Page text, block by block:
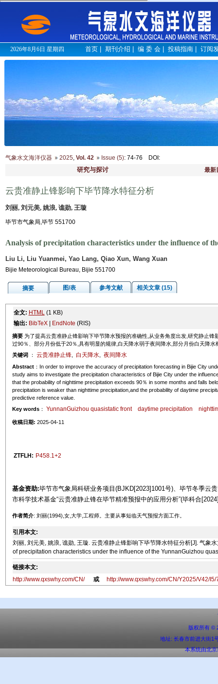
2026年8月6日 星期四 首页 期刊介绍 编 委 会 投稿指南 订阅
气象水文海洋仪器 2025, Vol. 42 Issue (5): 74-76 DOI :
研究与探讨 最新
云贵准静止锋影响下毕节降水特征分析
刘丽, 刘元美, 姚浪, 谯勋, 王璇
毕节市气象局,毕节 551700
Analysis of precipitation characteristics under the influence of
Liu Li, Liu Yuanmei, Yao Lang, Qiao Xun, Wang Xuan
Bijie Meteorological Bureau, Bijie 551700
摘要 图/表 参考文献 相关文章 (15)
全文: HTML(1 KB)
输出: BibTeX| EndNote (RIS)
摘要为了提高云贵准静止锋影响下毕节降水预报的准确性,从业务角度出发,研究静止
过90％、部分月份低于20％,具有明显的规律,白天降水弱于夜间降水,部分月份白天降
关键词
： 云贵准静止锋, 白天降水 夜间降水
Abstract：In order to improve the accuracy of precipitation forecasting in Bijie City
study aims to investigate the precipitation characteristics of Bijie City under the
that the probability of nighttime precipitation exceeds 90％ in some months and falls
precipitation is weaker than nighttime precipitation,and the probability of daytime
predictive reference value.
Key words： YunnanGuizhou quasistatic front daytime precipitation
收稿日期: 2025-04-11
ZTFLH: P458.1+2
基金资助:毕节市气象局科研业务项目(BJKD[2023]1001号)、毕节冬季云
市科学技术基金“云贵准静止锋在毕节精准预报中的应用分析”(毕科合
作者简介: 刘丽(1994),女,大学,工程师。主要从事短临天气预报方面工作。
引用本文:
刘丽, 刘元美, 姚浪, 谯勋, 王璇. 云贵准静止锋影响下毕节降水特征分析[J]. 气
of precipitation characteristics under the influence of the YunnanGuizhou
链接本文:
http://www.qxswhy.com/CN/
或 http://www.qxswhy.com/CN/Y2025/V42/I5/
版权所有 ©
地址: 长春市前进大街1
本系统由北京